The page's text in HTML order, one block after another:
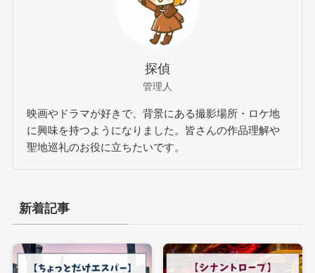
探偵
管理人
映画やドラマが好きで、背景にある撮影場所・ロケ地
に興味を持つようになりました。皆さんの作品理解や
聖地巡礼のお役に立ちたいです。
新着記事